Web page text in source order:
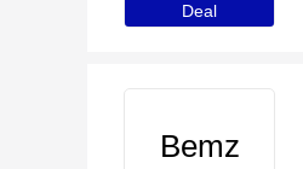
Deal
Bemz